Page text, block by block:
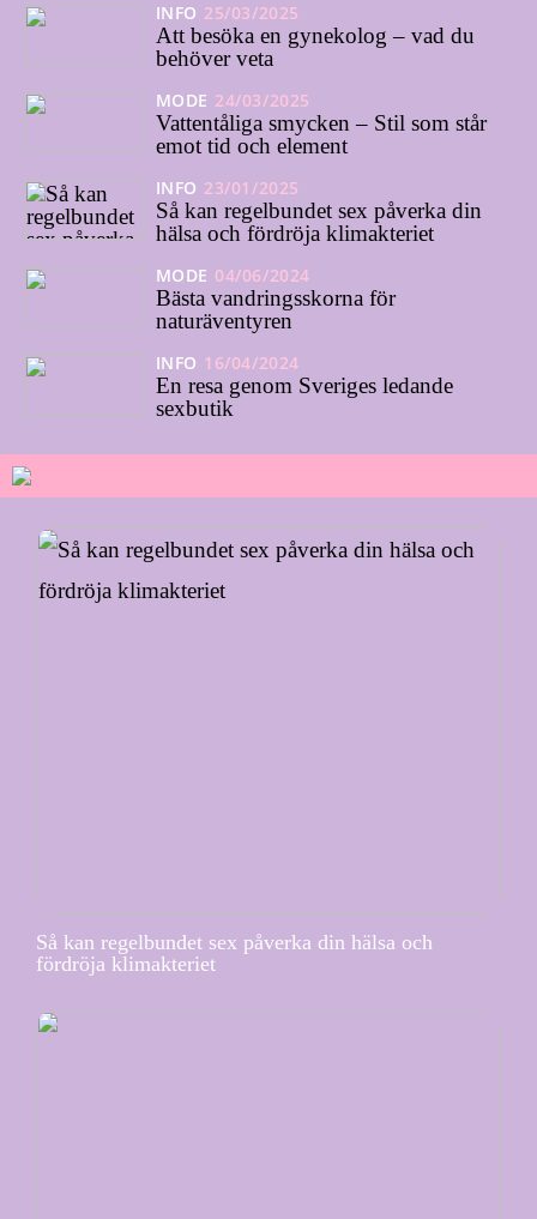
INFO 25/03/2025
Att besöka en gynekolog – vad du
behöver veta
MODE 24/03/2025
Vattentåliga smycken – Stil som står
emot tid och element
INFO 23/01/2025
Så kan regelbundet sex påverka din
hälsa och fördröja klimakteriet
MODE 04/06/2024
Bästa vandringsskorna för
naturäventyren
INFO 16/04/2024
En resa genom Sveriges ledande
sexbutik
Så kan regelbundet sex påverka din hälsa och
fördröja klimakteriet